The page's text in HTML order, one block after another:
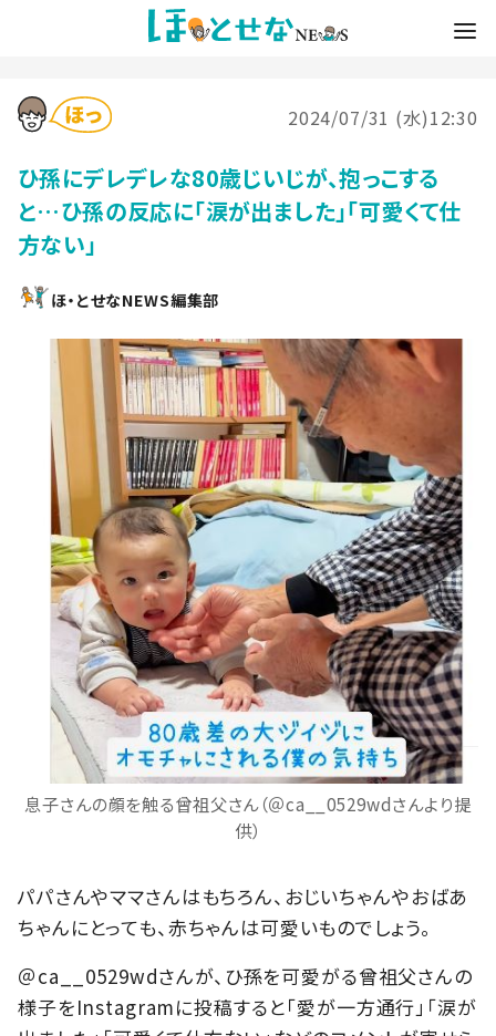
2024/07/31 (水)12:30
ひ孫にデレデレな80歳じいじが、抱っこする
と…ひ孫の反応に「涙が出ました」「可愛くて仕
方ない」
ほ・とせなNEWS編集部
息子さんの顔を触る曾祖父さん（＠ca__0529wdさんより提
供）
パパさんやママさんはもちろん、おじいちゃんやおばあ
ちゃんにとっても、赤ちゃんは可愛いものでしょう。
＠ca__0529wdさんが、ひ孫を可愛がる曾祖父さんの
様子をInstagramに投稿すると「愛が一方通行」「涙が